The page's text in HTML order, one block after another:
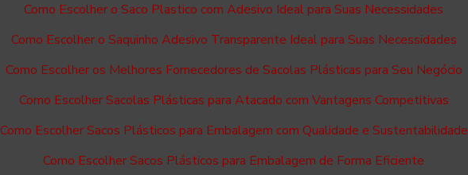
Como Escolher o Saco Plastico com Adesivo Ideal para Suas Necessidades
Como Escolher o Saquinho Adesivo Transparente Ideal para Suas Necessidades
Como Escolher os Melhores Fornecedores de Sacolas Plásticas para Seu Negócio
Como Escolher Sacolas Plásticas para Atacado com Vantagens Competitivas
Como Escolher Sacos Plásticos para Embalagem com Qualidade e Sustentabilidade
Como Escolher Sacos Plásticos para Embalagem de Forma Eficiente